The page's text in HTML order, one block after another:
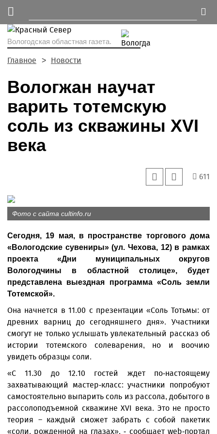
Вологодская областная газета.
Главное Новости
Вологжан научат
варить тотемскую
соль из скважины XVI
века
611
Фото с сайта cultinfo.ru
Сегодня, 19 мая, в пространстве торгового дома
«Вологодские сувениры» (ул. Чехова, 12) в рамках
проекта «Дни муниципальных округов
Вологодчины в областной столице», будет
представлена выездная программа «Соль земли
Тотемской».
Она начнется в 11.00 с презентации «Соль Тотьмы: от
древних варниц до сегодняшнего дня». Участники
смогут не только услышать увлекательный рассказ об
истории тотемского солеварения, но и воочию
увидеть образцы соли.
«С 11.30 до 12.10 гостей ждет по‑настоящему
захватывающий мастер‑класс: участники попробуют
самостоятельно выпарить соль из рассола, добытого в
рассолоподъемной скважине XVI века. Это не просто
теория – каждый сможет забрать с собой пакетик
«соли, рожденной на глазах», - сообщает web-портал